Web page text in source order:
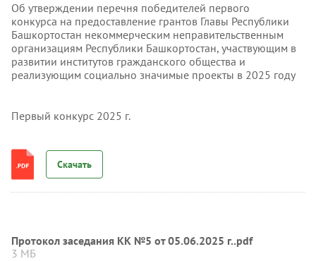
Об утверждении перечня победителей первого
конкурса на предоставление грантов Главы Республики
Башкортостан некоммерческим неправительственным
организациям Республики Башкортостан, участвующим в
развитии институтов гражданского общества и
реализующим социально значимые проекты в 2025 году
Первый конкурс 2025 г.
Скачать
Протокол заседания КК №5 от 05.06.2025 г..pdf
3 МБ